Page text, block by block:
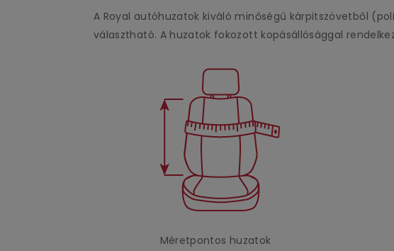
A Royal autóhuzatok kiváló minőségű kárpitszövetből
választható. A huzatok fokozott kopásállósággal
Méretpontos huzatok